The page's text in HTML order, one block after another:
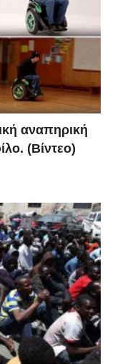
αναπηρική
(Βίντεο)